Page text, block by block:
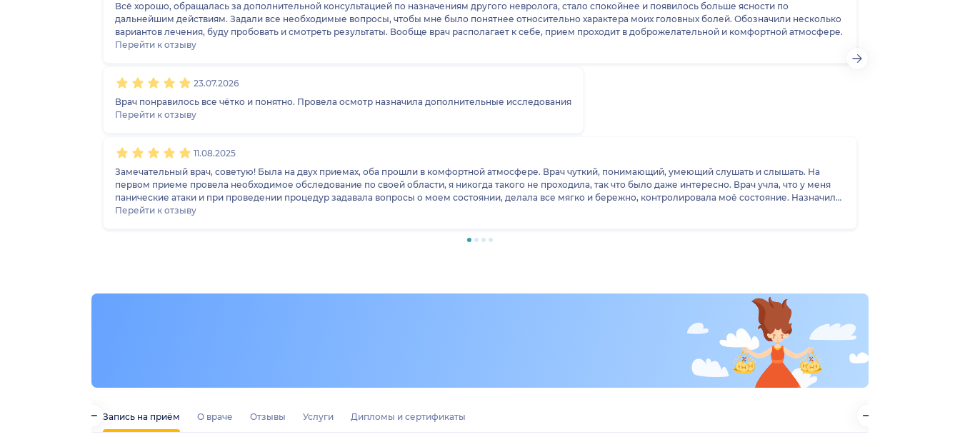
Запись на приём О враче Отзывы Услуги Дипломы и сертификаты
Всё хорошо, обращалась за дополнительной консультацией по назначениям другого невролога, стало спокойнее и появилось больше ясности по
дальнейшим действиям. Задали все необходимые вопросы, чтобы мне было понятнее относительно характера моих головных болей. Обозначили несколько
вариантов лечения, буду пробовать и смотреть результаты. Вообще врач располагает к себе, прием проходит в доброжелательной и комфортной атмосфере.
Перейти к отзыву
23.07.2026
Врач понравилось все чётко и понятно. Провела осмотр назначила дополнительные исследования
Перейти к отзыву
11.08.2025
Замечательный врач, советую! Была на двух приемах, оба прошли в комфортной атмосфере. Врач чуткий, понимающий, умеющий слушать и слышать. На
первом приеме провела необходимое обследование по своей области, я никогда такого не проходила, так что было даже интересно. Врач учла, что у меня
панические атаки и при проведении процедур задавала вопросы о моем состоянии, делала все мягко и бережно, контролировала моё состояние. Назначила
необходимые обследования, объяснила в чем может быть причина моей проблемы и выписала препараты для облегчения состояния. На второй прием я
диски со снимками. Все рассказала, объяснила, назначила лечение. Буду советовать этого врача своим знакомым и сама буду обращаться по необходимости.
Перейти к отзыву